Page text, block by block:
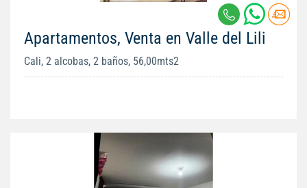
Apartamentos, Venta en Valle del Lili
Cali, 2 alcobas, 2 baños, 56,00mts2